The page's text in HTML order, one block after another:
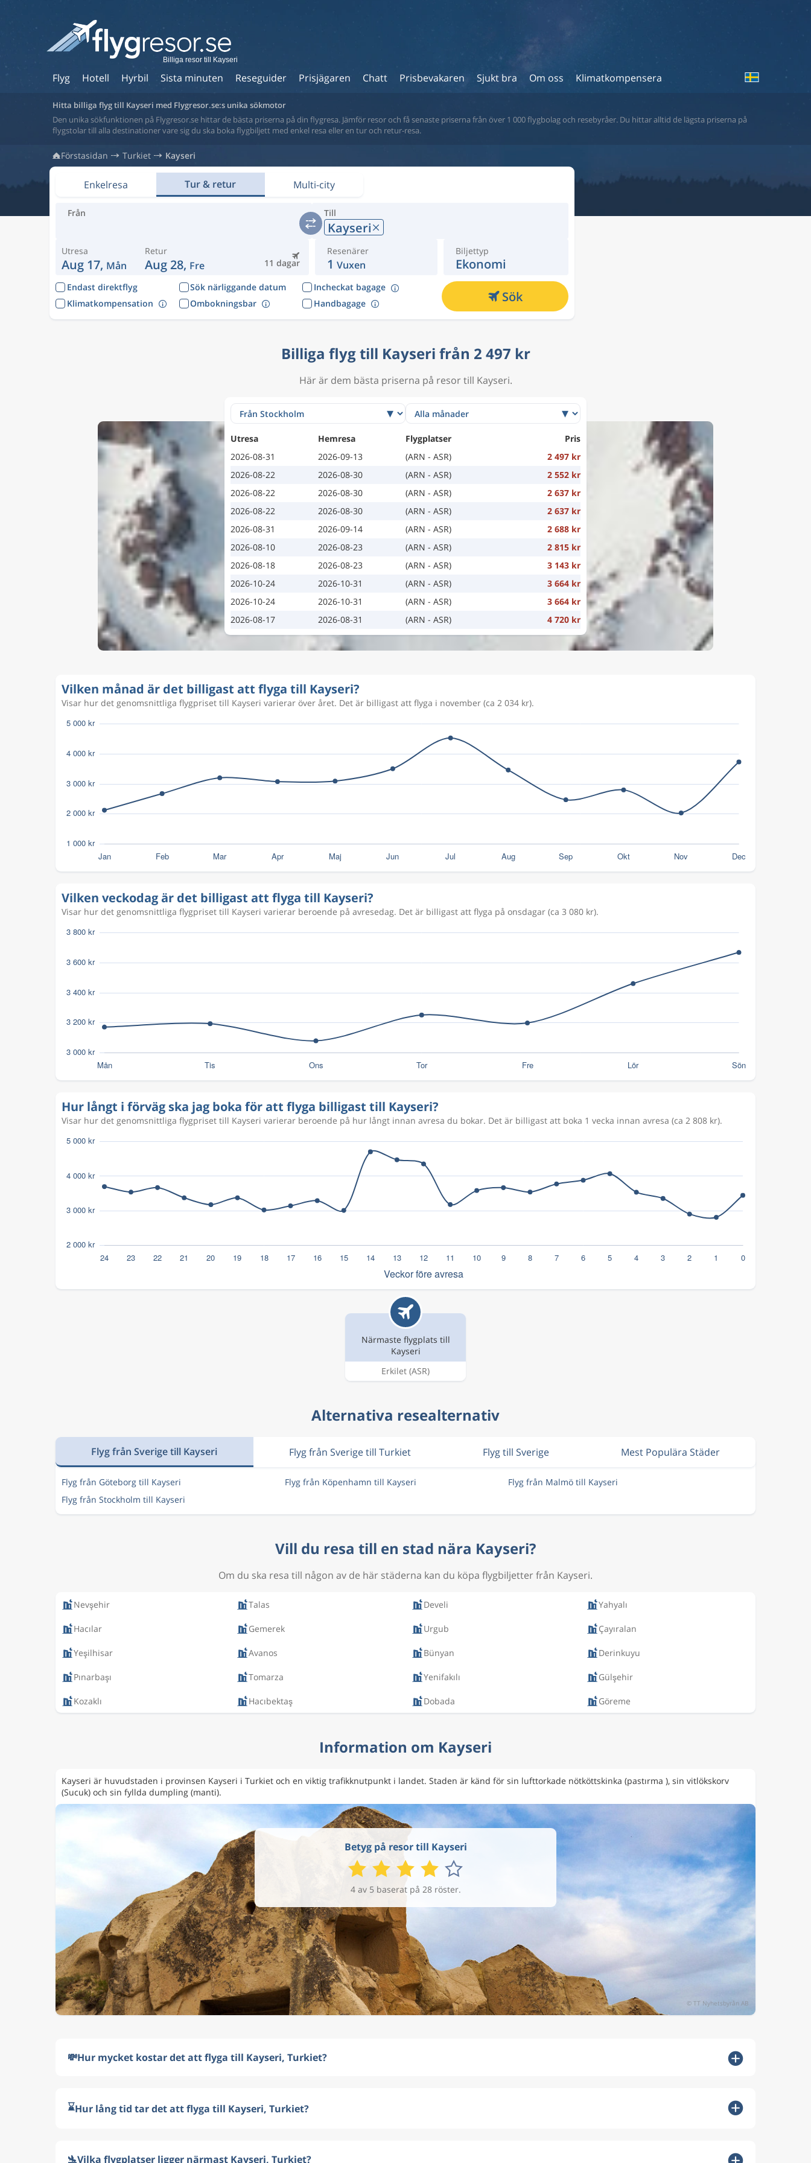
Flyg Hotell Hyrbil Sista minuten Reseguider Prisjägaren Chatt Prisbevakaren Sjukt bra Om oss Klimatkompensera
Billiga resor till Kayseri
Hitta billiga flyg till Kayseri med Flygresor.se:s unika sökmotor
Den unika sökfunktionen på Flygresor.se hittar de bästa priserna på din flygresa. Jämför resor och få senaste priserna från över 1 000 flygbolag och resebyråer. Du hittar alltid de lägsta priserna på
flygstolar till alla destinationer vare sig du ska boka flygbiljett med enkel resa eller en tur och retur-resa.
Förstasidan Turkiet Kayseri
Enkelresa Tur & retur Multi-city
Från Till
Kayseri
Utresa
Aug 17, Mån 11 dagar
Retur
Aug 28, Fre
Resenärer
1 Vuxen
Biljettyp
Ekonomi
Endast direktflyg Sök närliggande datum
Incheckat bagage
Klimatkompensation
Ombokningsbar Handbagage Sök
Billiga flyg till Kayseri från 2 497 kr
Här är dem bästa priserna på resor till Kayseri.
Utresa Hemresa Flygplatser
Pris
2026-08-31
2026-09-13 (ARN - ASR)
2 497 kr
2026-08-22
2026-08-30 (ARN - ASR)
2 552 kr
2026-08-22
2026-08-30 (ARN - ASR)
2 637 kr
2026-08-22
2026-08-30 (ARN - ASR)
2 637 kr
2026-08-31
2026-09-14 (ARN - ASR)
2 688 kr
2026-08-10
2026-08-23 (ARN - ASR)
2 815 kr
2026-08-18
2026-08-23 (ARN - ASR)
3 143 kr
2026-10-24
2026-10-31 (ARN - ASR)
3 664 kr
2026-10-24
2026-10-31 (ARN - ASR)
3 664 kr
2026-08-17
2026-08-31 (ARN - ASR) 4 720 kr
Vilken månad är det billigast att flyga till Kayseri?
Visar hur det genomsnittliga flygpriset till Kayseri varierar över året. Det är billigast att flyga i november (ca 2 034 kr).
Vilken veckodag är det billigast att flyga till Kayseri?
Visar hur det genomsnittliga flygpriset till Kayseri varierar beroende på avresedag. Det är billigast att flyga på onsdagar (ca 3 080 kr).
Hur långt i förväg ska jag boka för att flyga billigast till Kayseri?
Visar hur det genomsnittliga flygpriset till Kayseri varierar beroende på hur långt innan avresa du bokar. Det är billigast att boka 1 vecka innan avresa (ca 2 808 kr).
Närmaste flygplats till
Kayseri
Erkilet (ASR)
Alternativa resealternativ
Flyg från Sverige till Kayseri Flyg från Sverige till Turkiet Flyg till Sverige Mest Populära Städer
Flyg från Göteborg till Kayseri Flyg från Köpenhamn till Kayseri
Flyg från Malmö till Kayseri
Flyg från Stockholm till Kayseri
Vill du resa till en stad nära Kayseri?
Om du ska resa till någon av de här städerna kan du köpa flygbiljetter från Kayseri.
Nevşehir Talas Develi Yahyalı
Hacılar Gemerek Urgub Çayıralan
Yeşilhisar Avanos Bünyan Derinkuyu
Pınarbaşı Tomarza Yenifakılı Gülşehir
Kozaklı Hacıbektaş Dobada Göreme
Information om Kayseri
Kayseri är huvudstaden i provinsen Kayseri i Turkiet och en viktig trafikknutpunkt i landet. Staden är känd för sin lufttorkade nötköttskinka (pastırma ), sin vitlökskorv
(Sucuk) och sin fyllda dumpling (manti).
Betyg på resor till Kayseri
4 av 5 baserat på 28 röster.
💸Hur mycket kostar det att flyga till Kayseri, Turkiet?
⌛Hur lång tid tar det att flyga till Kayseri, Turkiet?
🛬Vilka flygplatser ligger närmast Kayseri, Turkiet?